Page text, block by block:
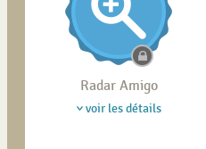
Radar Amigo
voir les détails